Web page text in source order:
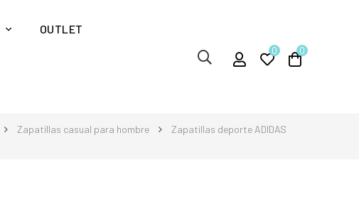
OUTLET
0 0
Zapatillas casual para hombre
Zapatillas deporte ADIDAS